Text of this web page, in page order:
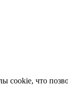
cookie, что